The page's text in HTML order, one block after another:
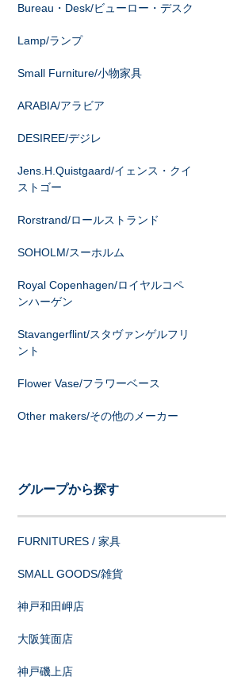
Bureau・Desk/ビューロー・デスク
Lamp/ランプ
Small Furniture/小物家具
ARABIA/アラビア
DESIREE/デジレ
Jens.H.Quistgaard/イェンス・クイ
ストゴー
Rorstrand/ロールストランド
SOHOLM/スーホルム
Royal Copenhagen/ロイヤルコペ
ンハーゲン
Stavangerflint/スタヴァンゲルフリ
ント
Flower Vase/フラワーベース
Other makers/その他のメーカー
グループから探す
FURNITURES / 家具
SMALL GOODS/雑貨
神戸和田岬店
大阪箕面店
神戸磯上店